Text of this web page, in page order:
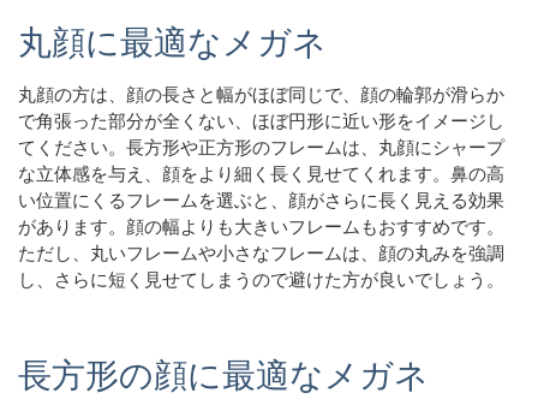
丸顔に最適なメガネ
丸顔の方は、顔の長さと幅がほぼ同じで、顔の輪郭が滑らか
で角張った部分が全くない、ほぼ円形に近い形をイメージし
てください。長方形や正方形のフレームは、丸顔にシャープ
な立体感を与え、顔をより細く長く見せてくれます。鼻の高
い位置にくるフレームを選ぶと、顔がさらに長く見える効果
があります。顔の幅よりも大きいフレームもおすすめです。
ただし、丸いフレームや小さなフレームは、顔の丸みを強調
し、さらに短く見せてしまうので避けた方が良いでしょう。
長方形の顔に最適なメガネ